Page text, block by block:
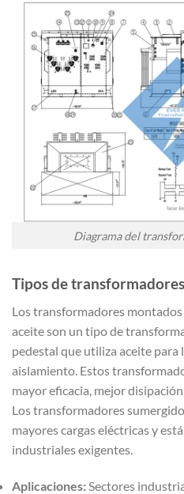
Diagrama del
Tipos de
Los transformadores
aceite son un tipo de
pedestal que utiliza aceite para
aislamiento. Estos
mayor eficacia, mejor
Los transformadores
mayores cargas eléctricas y
industriales exigentes.
Aplicaciones:Sectores